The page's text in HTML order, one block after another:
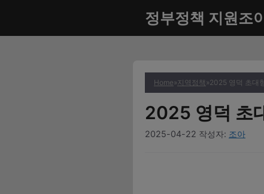
츠
정부정책 지원조
Home»지역정책 »2025 영덕 초대
2025 영덕 초
2025-04-22 작성자: 조아